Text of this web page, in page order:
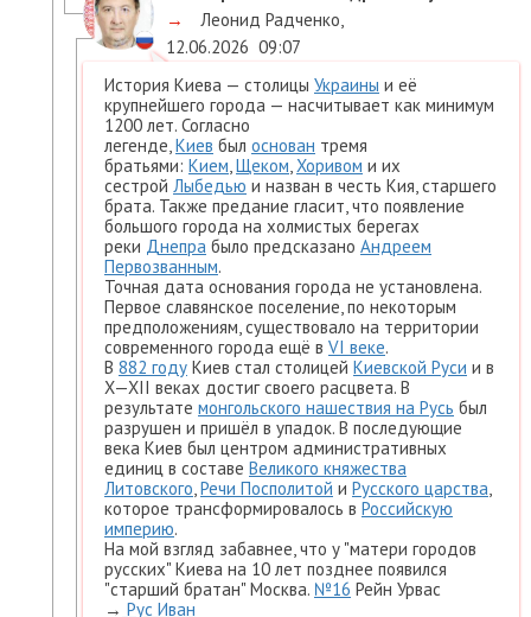
→
Леонид Радченко
12.06.2026 09:07
История Киева — столицы Украины и её
крупнейшего города — насчитывает как минимум
1200 лет. Согласно
легенде, Киев был основан тремя
братьями: Кием Щеком Хоривом и их
сестрой Лыбедью и назван в честь Кия, старшего
брата. Также предание гласит, что появление
большого города на холмистых берегах
реки Днепра было предсказано Андреем
Первозванным.
Точная дата основания города не установлена.
Первое славянское поселение, по некоторым
предположениям, существовало на территории
современного города ещё в VI веке.
В 882 году Киев стал столицей Киевской Руси и в
X—XII веках достиг своего расцвета. В
результате монгольского нашествия на Русь был
разрушен и пришёл в упадок. В последующие
века Киев был центром административных
единиц в составе Великого княжества
Литовского Речи Посполитой и Русского царства
которое трансформировалось в Российскую
империю.
На мой взгляд забавнее, что у "матери городов
русских" Киева на 10 лет позднее появился
"старший братан" Москва. №16 Рейн Урвас
→ Рус Иван